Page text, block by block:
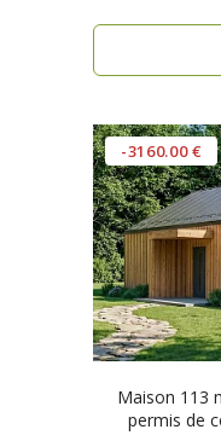
-3160.00 €
Maison 113